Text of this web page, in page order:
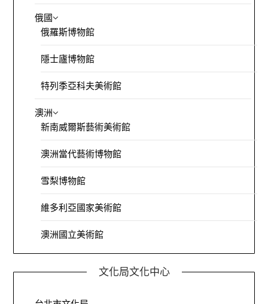
俄國
俄羅斯博物館
隱士廬博物館
特列季亞科夫美術館
澳洲
新南威爾斯藝術美術館
澳洲當代藝術博物館
雪梨博物館
維多利亞國家美術館
澳洲國立美術館
文化局文化中心